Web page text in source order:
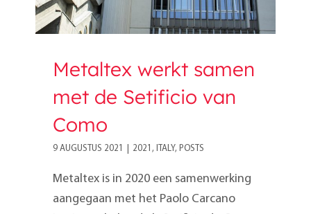
Metaltex werkt samen
met de Setificio van
Como
9 AUGUSTUS 2021 2021 , ITALY, POSTS
Metaltex is in 2020 een samenwerking
aangegaan met het Paolo Carcano